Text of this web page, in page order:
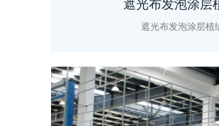
遮光布发泡涂层
遮光布发泡涂层植